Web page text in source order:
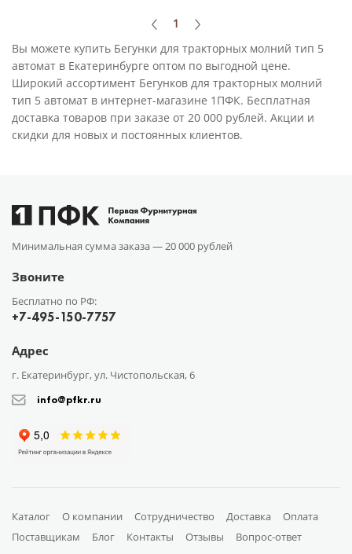
1
Вы можете купить Бегунки для тракторных молний тип 5
автомат в Екатеринбурге оптом по выгодной цене.
Широкий ассортимент Бегунков для тракторных молний
тип 5 автомат в интернет-магазине 1ПФК. Бесплатная
доставка товаров при заказе от 20 000 рублей. Акции и
скидки для новых и постоянных клиентов.
Минимальная сумма заказа —20 000 рублей
Звоните
Бесплатно по РФ:
+7-495-150-7757
Адрес
г. Екатеринбург, ул. Чистопольская, 6
info@pfkr.ru
Каталог О компании Сотрудничество Доставка
Оплата
Поставщикам
Блог Контакты Отзывы
Вопрос-ответ